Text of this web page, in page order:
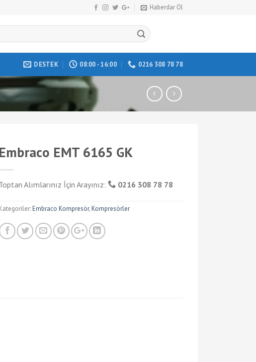
Haberdar Ol
DESTEK 08:00 - 16:00 0216 308 78 78
Embraco EMT 6165 GK
Alımlarınız İçin Arayınız: 0216 308 78 78
Embraco Kompresör,Kompresörler